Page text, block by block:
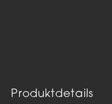
Produktdetails